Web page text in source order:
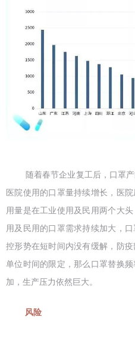
随着春节企业复工后，口罩
医院使用的口罩量持续增长，医
用量是在工业使用及民用两个大
用及民用的口罩需求持续加大，口
控形势在短时间内没有缓解，防
单位时间的限定，那么口罩替换
加，生产压力依然巨大。
风险